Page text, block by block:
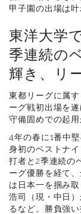
甲子園の出場は叶
東洋大学
季連続の
輝き、リ
東都リーグに属
ーグ戦初出場を
守備固めでの起用
4年の春に1番中
身初のベストナ
打者と2季連続の
ーグ優勝を経て
は日本一を掴み
浩司（現・中日
るなど。勝負強い